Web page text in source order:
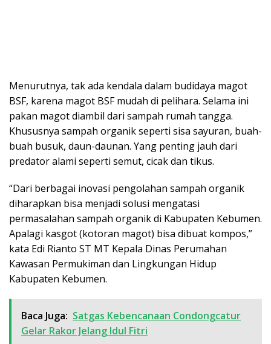
Menurutnya, tak ada kendala dalam budidaya magot
BSF, karena magot BSF mudah di pelihara. Selama ini
pakan magot diambil dari sampah rumah tangga.
Khususnya sampah organik seperti sisa sayuran, buah-
buah busuk, daun-daunan. Yang penting jauh dari
predator alami seperti semut, cicak dan tikus.
“Dari berbagai inovasi pengolahan sampah organik
diharapkan bisa menjadi solusi mengatasi
permasalahan sampah organik di Kabupaten Kebumen.
Apalagi kasgot (kotoran magot) bisa dibuat kompos,”
kata Edi Rianto ST MT Kepala Dinas Perumahan
Kawasan Permukiman dan Lingkungan Hidup
Kabupaten Kebumen.
Baca Juga: Satgas Kebencanaan Condongcatur
Gelar Rakor Jelang Idul Fitri